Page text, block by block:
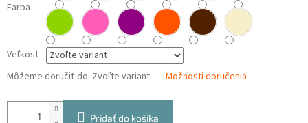
Farba
Veľkosť
Môžeme doručiť do: Zvoľte variant Možnosti doručenia
Pridať do košíka